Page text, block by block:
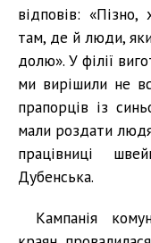
відповів:
там, де й люди,
долю». У філії
ми вирішили не
прапорців із
мали роздати
працівниці
Дубенська.
Кампанія